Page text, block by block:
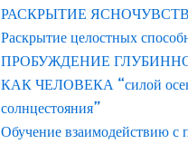
РАСКРЫТИЕ
Раскрытие целостных
ПРОБУЖДЕНИЕ
КАК ЧЕЛОВЕКА “силой
солнцестояния”
Обучение взаимодействию с